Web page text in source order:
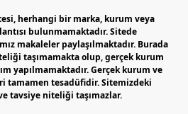
herhangi bir marka, kurum veya
bulunmamaktadır. Sitede
makaleler paylaşılmaktadır. Burada
taşımamakta olup, gerçek kurum
yapılmamaktadır. Gerçek kurum ve
tamamen tesadüfidir. Sitemizdeki
tavsiye niteliği taşımazlar.